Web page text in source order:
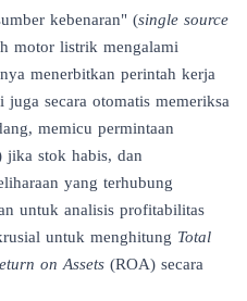
kebenaran" (single source
motor listrik mengalami
menerbitkan perintah kerja
secara otomatis memeriksa
memicu permintaan
jika stok habis, dan
yang terhubung
untuk analisis profitabilitas
untuk menghitung Total
on Assets (ROA) secara